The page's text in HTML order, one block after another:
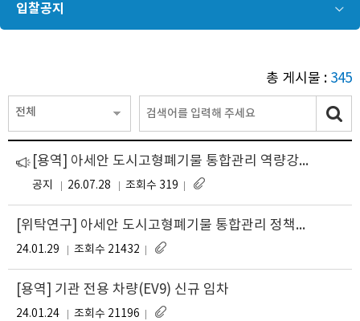
입찰공지
총 게시물 : 345
전체
[용역] 아세안 도시고형폐기물 통합관리 역량강화 워크숍 운영(재공고)
공지 26.07.28 조회수 319
[위탁연구] 아세안 도시고형폐기물 통합관리 정책프레임워크 수립 및 투자프로젝트 발굴 위탁연구 공고
24.01.29 조회수 21432
[용역] 기관 전용 차량(EV9) 신규 임차
24.01.24 조회수 21196